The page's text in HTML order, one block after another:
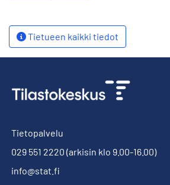
Tietueen kaikki tiedot
Tietopalvelu
029 551 2220 (arkisin klo 9.00-16.00)
info@stat.fi